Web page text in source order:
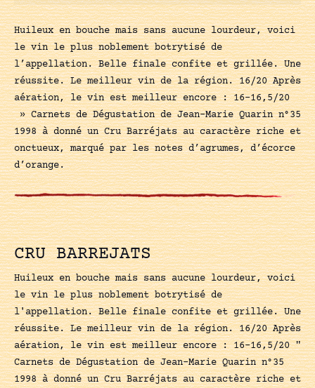
Huileux en bouche mais sans aucune lourdeur, voici
le vin le plus noblement botrytisé de
l’appellation. Belle finale confite et grillée. Une
réussite. Le meilleur vin de la région. 16/20 Après
aération, le vin est meilleur encore : 16-16,5/20
» Carnets de Dégustation de Jean-Marie Quarin n°35
1998 à donné un Cru Barréjats au caractère riche et
onctueux, marqué par les notes d’agrumes, d’écorce
d’orange.
CRU BARREJATS
Huileux en bouche mais sans aucune lourdeur, voici
le vin le plus noblement botrytisé de
l'appellation. Belle finale confite et grillée. Une
réussite. Le meilleur vin de la région. 16/20 Après
aération, le vin est meilleur encore : 16-16,5/20 "
Carnets de Dégustation de Jean-Marie Quarin n°35
1998 à donné un Cru Barréjats au caractère riche et